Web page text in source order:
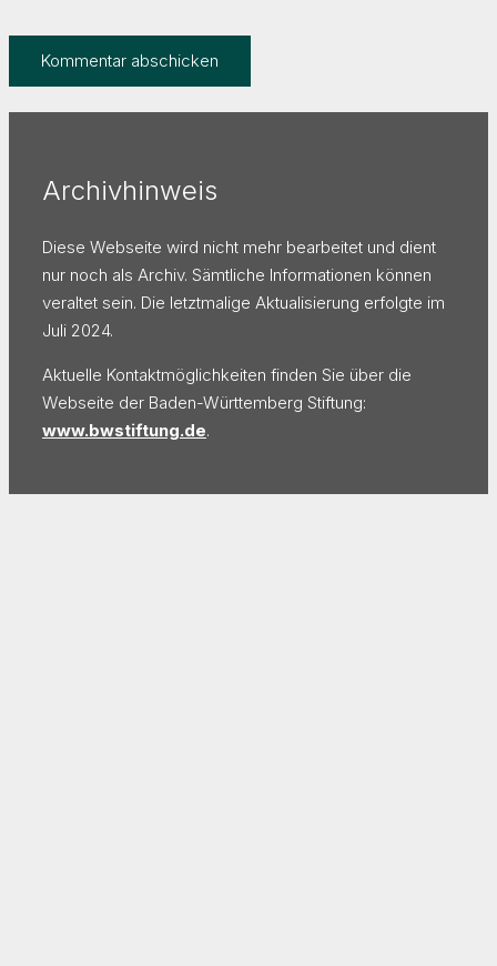
Kommentar abschicken
Archivhinweis
Diese Webseite wird nicht mehr bearbeitet und dient
nur noch als Archiv. Sämtliche Informationen können
veraltet sein. Die letztmalige Aktualisierung erfolgte im
Juli 2024.
Aktuelle Kontaktmöglichkeiten finden Sie über die
Webseite der Baden-Württemberg Stiftung:
www.bwstiftung.de.